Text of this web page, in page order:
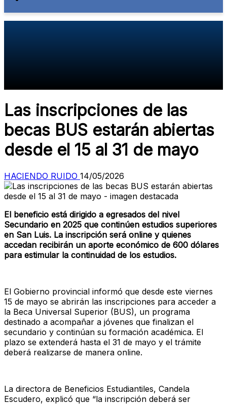
Las inscripciones de las
becas BUS estarán abiertas
desde el 15 al 31 de mayo
HACIENDO RUIDO 14/05/2026
El beneficio está dirigido a egresados del nivel
Secundario en 2025 que continúen estudios superiores
en San Luis. La inscripción será online y quienes
accedan recibirán un aporte económico de 600 dólares
para estimular la continuidad de los estudios.
El Gobierno provincial informó que desde este viernes
15 de mayo se abrirán las inscripciones para acceder a
la Beca Universal Superior (BUS), un programa
destinado a acompañar a jóvenes que finalizan el
secundario y continúan su formación académica. El
plazo se extenderá hasta el 31 de mayo y el trámite
deberá realizarse de manera online.
La directora de Beneficios Estudiantiles, Candela
Escudero, explicó que “la inscripción deberá ser